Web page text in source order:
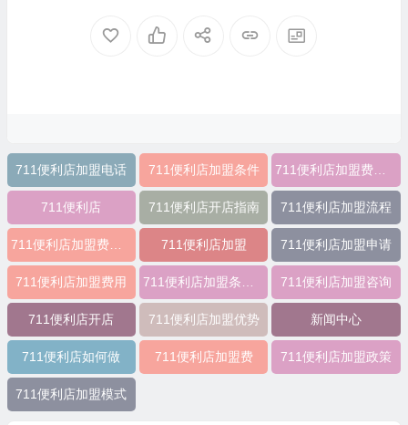
711便利店加盟电话 711便利店加盟条件 711便利店加盟费明细表
711便利店 711便利店开店指南 711便利店加盟流程
711便利店加盟费及条件 711便利店加盟 711便利店加盟申请
711便利店加盟费用 711便利店加盟条件有哪些 711便利店加盟咨询
711便利店开店 711便利店加盟优势 新闻中心
711便利店如何做 711便利店加盟费 711便利店加盟政策
711便利店加盟模式